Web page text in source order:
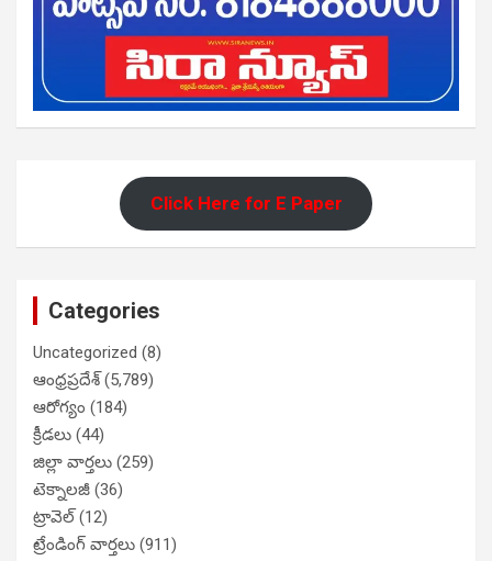
Click Here for E Paper
Categories
Uncategorized (8)
ఆంధ్రప్రదేశ్(5,789)
ఆరోగ్యం (184)
క్రీడలు (44)
జిల్లా వార్తలు (259)
టెక్నాలజీ (36)
ట్రావెల్(12)
ట్రేండింగ్ వార్తలు (911)